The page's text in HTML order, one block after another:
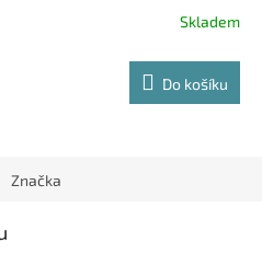
Skladem
Do košíku
Značka